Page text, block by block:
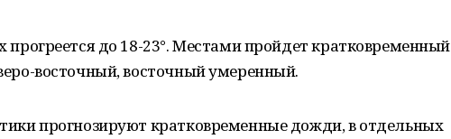
прогреется до 18-23°. Местами пройдет кратковременный
восточный, восточный умеренный.
прогнозируют кратковременные дожди, в отдельных